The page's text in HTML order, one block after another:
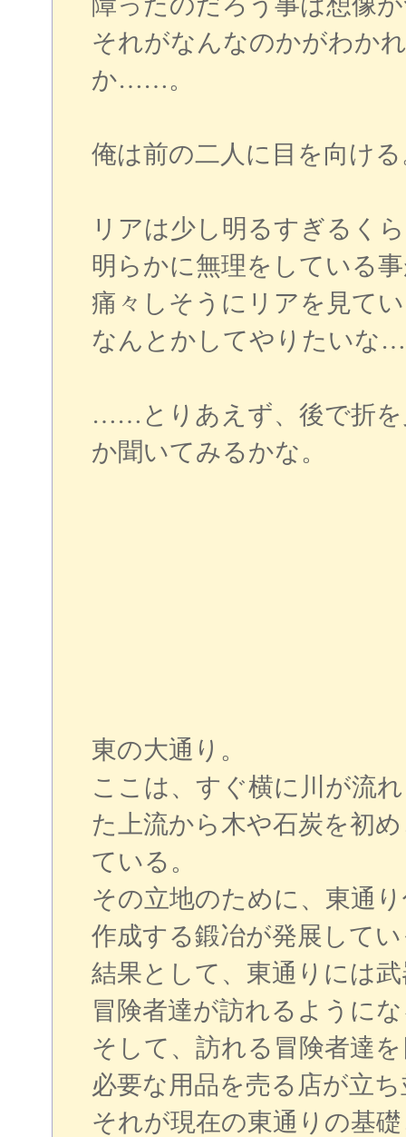
それがなんなのかがわか
か……。
俺は前の二人に目を向ける
リアは少し明るすぎるく
明らかに無理をしている
痛々しそうにリアを見て
なんとかしてやりたいな
……とりあえず、後で折を
か聞いてみるかな。
東の大通り。
ここは、すぐ横に川が流
た上流から木や石炭を初
ている。
その立地のために、東通
作成する鍛冶が発展して
結果として、東通りには
冒険者達が訪れるように
そして、訪れる冒険者達
必要な用品を売る店が立
それが現在の東通りの基